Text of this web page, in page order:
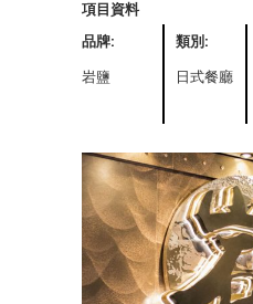
項目資料
品牌:
類別:
岩鹽 日式餐廳